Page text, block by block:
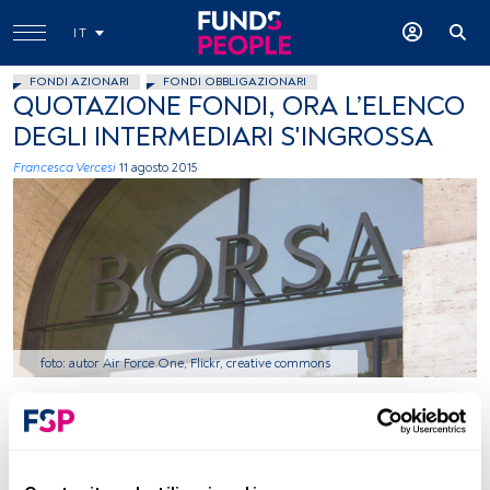
IT
FONDI AZIONARI FONDI OBBLIGAZIONARI
QUOTAZIONE FONDI, ORA L’ELENCO
DEGLI INTERMEDIARI S'INGROSSA
Francesca Vercesi 11 agosto 2015
foto: autor Air Force One, Flickr, creative commons